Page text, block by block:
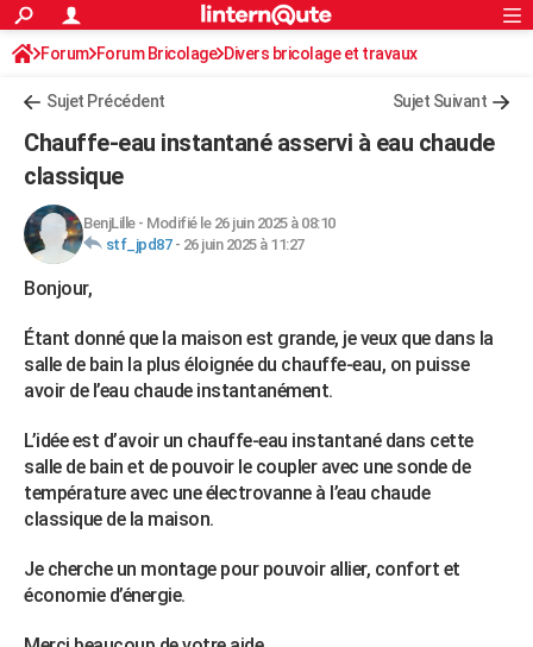
ACTUALITÉS
Politique
Société
Faits Divers
Education
Monde
Villes
+
Programme TV
Streaming
Cinéma
Sorties cinéma
Musique
FINANCE
Retraite
Impôts
Epargne
Immobilier
Risques naturels par ville
Banque
Assurance
Crédit
AUTO
Essais
Réserver un essai
Citadines
Berlines
SUV
Forum auto
HIGH-TECH
Forum
Aménagement intérieur
Extérieur
Cuisine
Salle de bains
Jardinage
Rangement
WEEK-END
Art de vivre
Bien-être
Loisirs
Mode
Modes de vie
SANTE
Alimentation
Guide de la santé
Maladies
Médicaments
Sommeil
VOYAGE
PHOTO
Rechercher
S'inscrire
Connexion
Forum Forum Bricolage Divers bricolage et travaux
Sujet Précédent Sujet Suivant
Chauffe-eau instantané asservi à eau chaude
classique
BenjLille- Modifié le 26 juin 2025 à 08:10
stf_jpd87- 26 juin 2025 à 11:27
Bonjour,
Étant donné que la maison est grande, je veux que dans la
salle de bain la plus éloignée du chauffe-eau, on puisse
avoir de l’eau chaude instantanément.
L’idée est d’avoir un chauffe-eau instantané dans cette
salle de bain et de pouvoir le coupler avec une sonde de
température avec une électrovanne à l’eau chaude
classique de la maison.
Je cherche un montage pour pouvoir allier, confort et
économie d’énergie.